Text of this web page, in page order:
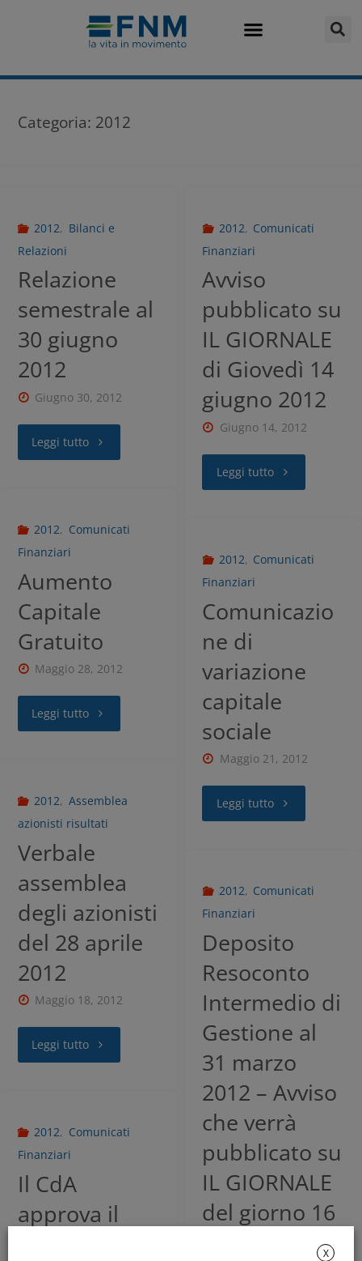
Categoria: 2012
2012, Bilanci e
Relazioni
Relazione
semestrale al
30 giugno
2012
Giugno 30, 2012
Leggi tutto
2012, Comunicati
Finanziari
Avviso
pubblicato su
IL GIORNALE
di Giovedì 14
giugno 2012
Giugno 14, 2012
Leggi tutto
2012, Comunicati
Finanziari
Aumento
Capitale
Gratuito
Maggio 28, 2012
Leggi tutto
2012, Comunicati
Finanziari
Comunicazio
ne di
variazione
capitale
sociale
Maggio 21, 2012
Leggi tutto
2012, Assemblea
azionisti risultati
Verbale
assemblea
degli azionisti
del 28 aprile
2012
Maggio 18, 2012
Leggi tutto
2012, Comunicati
Finanziari
Deposito
Resoconto
Intermedio di
Gestione al
31 marzo
2012 – Avviso
che verrà
pubblicato su
IL GIORNALE
del giorno 16
maggio 2012
2012, Comunicati
Finanziari
Il CdA
approva il
X